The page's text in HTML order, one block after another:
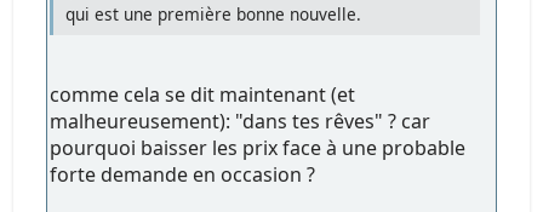
qui est une première bonne nouvelle.
comme cela se dit maintenant (et
malheureusement): "dans tes rêves" ? car
pourquoi baisser les prix face à une probable
forte demande en occasion ?